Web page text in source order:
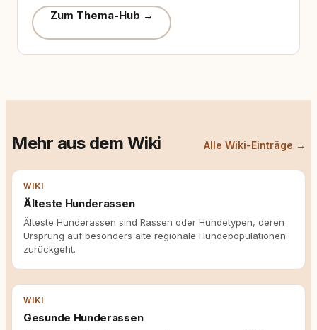
Zum Thema-Hub →
Mehr aus dem Wiki Alle Wiki-Einträge →
WIKI
Älteste Hunderassen
Älteste Hunderassen sind Rassen oder Hundetypen, deren
Ursprung auf besonders alte regionale Hundepopulationen
zurückgeht.
WIKI
Gesunde Hunderassen